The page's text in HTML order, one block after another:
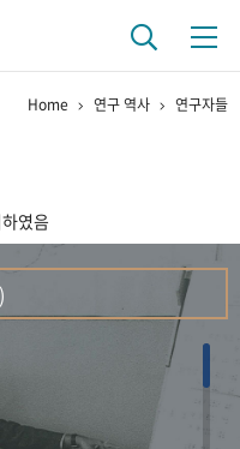
연구자들
박물 영상 기록물
Home 연구 역사 연구자들
였음